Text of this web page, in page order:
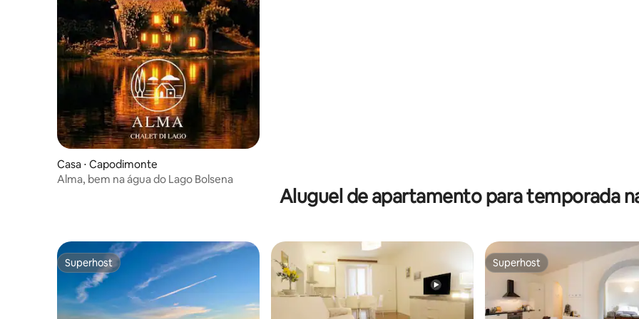
Casa ⋅ Capodimonte
Alma, bem na água do Lago Bolsena
Aluguel de apartamento para temporada
Superhost
Superhost Superhost
Superhost